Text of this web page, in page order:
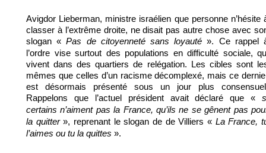
Avigdor Lieberman, ministre israélien que personne n’hésite
classer à l’extrême droite, ne disait pas autre chose avec
slogan «Pas de citoyenneté sans loyauté ». Ce rappel
l’ordre vise surtout des populations en difficulté sociale,
vivent dans des quartiers de relégation. Les cibles sont
mêmes que celles d’un racisme décomplexé, mais ce
est désormais présenté sous un jour plus
Rappelons que l’actuel président avait déclaré que «
certains n’aiment pas la France, qu’ils ne se gênent pas
la quitter», reprenant le slogan de de Villiers « La France,
l’aimes ou tu la quittes ».